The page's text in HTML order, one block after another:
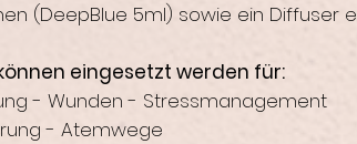
(DeepBlue 5ml) sowie ein Diffuser
eingesetzt werden für:
- Wunden - Stressmanagement
- Atemwege